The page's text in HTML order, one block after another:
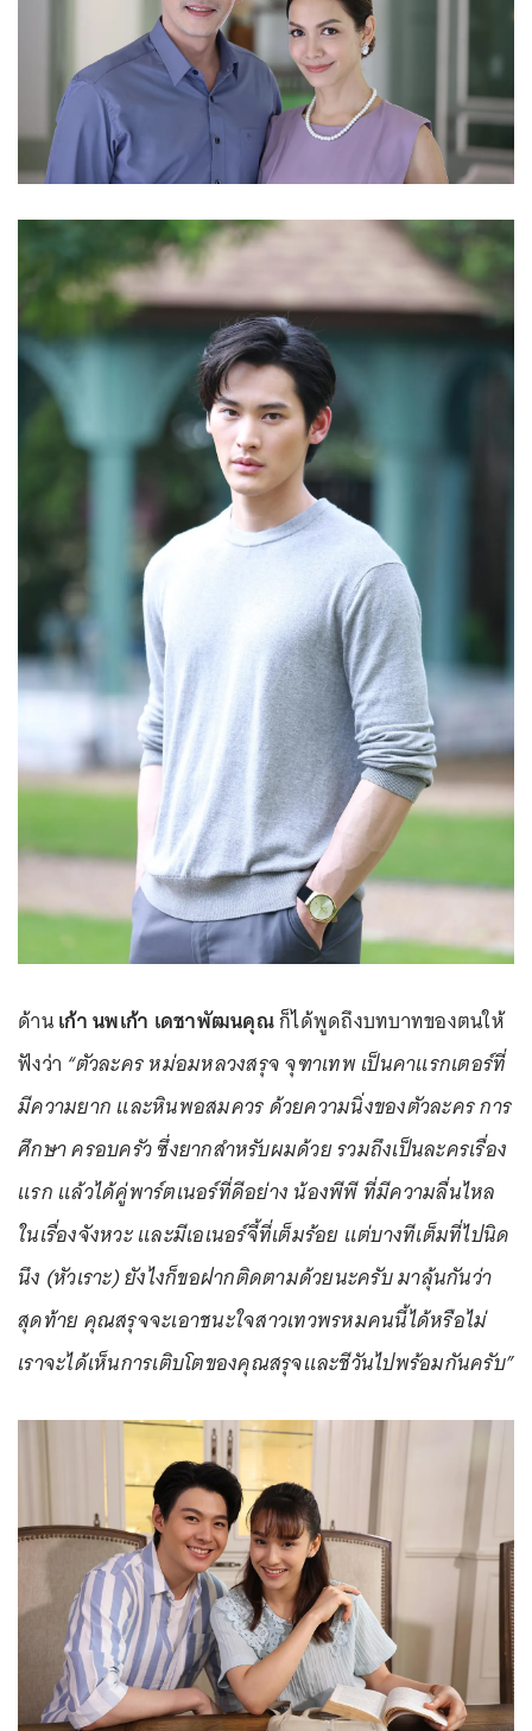
ด้านเก้า นพเก้า เดชาพัฒนคุณก็ได้พูดถึงบทบาทของตนให้
ฟังว่า “ตัวละคร หม่อมหลวงสรุจ จุฑาเทพ เป็นคาแรกเตอร์ที่
มีความยาก และหินพอสมควร ด้วยความนิ่งของตัวละคร การ
ศึกษา ครอบครัว ซึ่งยากสำหรับผมด้วย รวมถึงเป็นละครเรื่อง
แรก แล้วได้คู่พาร์ตเนอร์ที่ดีอย่าง น้องพีพี ที่มีความลื่นไหล
ในเรื่องจังหวะ และมีเอเนอร์จี้ที่เต็มร้อย แต่บางทีเต็มที่ไปนิด
นึง (หัวเราะ) ยังไงก็ขอฝากติดตามด้วยนะครับ มาลุ้นกันว่า
สุดท้าย คุณสรุจจะเอาชนะใจสาวเทวพรหมคนนี้ได้หรือไม่
เราจะได้เห็นการเติบโตของคุณสรุจและชีวันไปพร้อมกันครับ”